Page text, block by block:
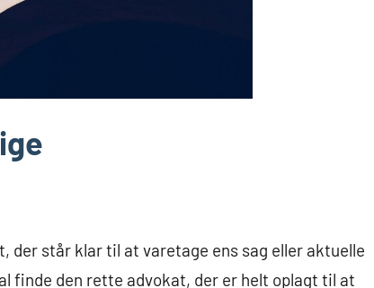
står klar til at varetage ens sag eller aktuelle
finde den rette advokat, der er helt oplagt til at